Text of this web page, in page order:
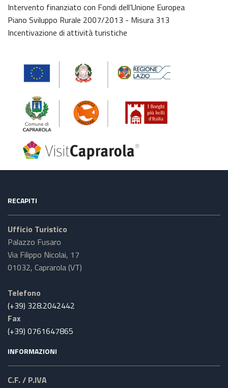
Intervento finanziato con Fondi dell’Unione Europea
Piano Sviluppo Rurale 2007/2013 - Misura 313
Incentivazione di attività turistiche
RECAPITI
Ufficio Turistico
Palazzo Fusaro
Via Filippo Nicolai, 17
01032, Caprarola (VT)
Telefono
(+39) 328.2042442
Fax
(+39) 0761647865
INFORMAZIONI
C.F. / P.IVA